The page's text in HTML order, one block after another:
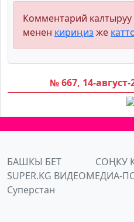
Комментарий
менен кириңиз же
№ 667, 14-август-
БАШКЫ БЕТ СОҢКУ
SUPER.KG ВИДЕОМЕДИА-
Суперстан